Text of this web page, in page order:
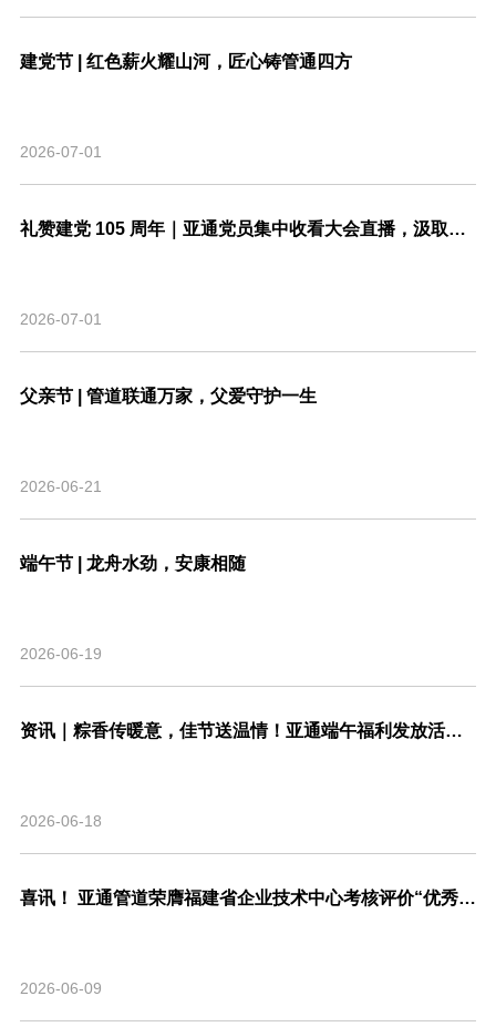
建党节 | 红色薪火耀山河，匠心铸管通四方
2026-07-01
礼赞建党 105 周年｜亚通党员集中收看大会直播，汲取奋进力量
2026-07-01
父亲节 | 管道联通万家，父爱守护一生
2026-06-21
端午节 | 龙舟水劲，安康相随
2026-06-19
资讯｜粽香传暖意，佳节送温情！亚通端午福利发放活动圆满结束！
2026-06-18
喜讯！ 亚通管道荣膺福建省企业技术中心考核评价“优秀”等级，系省内管道行业唯一！
2026-06-09